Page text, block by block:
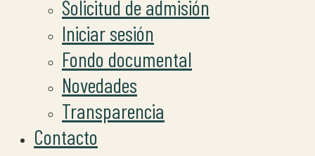
Solicitud de admisión
Iniciar sesión
Fondo documental
Novedades
Transparencia
Contacto